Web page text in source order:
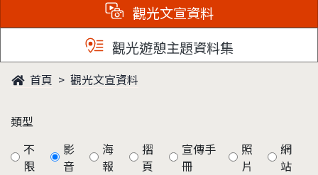
觀光文宣資料
觀光遊憩主題資料集
首頁 觀光文宣資料
類型
不
限
影
音
海
報
摺
頁
宣傳手
冊
照
片
網
站